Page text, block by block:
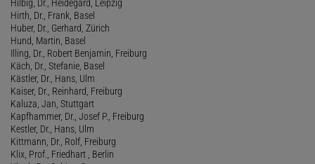
Hilbig, Dr., Heidegard, Leipzig
Hirth, Dr., Frank, Basel
Huber, Dr., Gerhard, Zürich
Hund, Martin, Basel
Illing, Dr., Robert Benjamin, Freiburg
Käch, Dr., Stefanie, Basel
Kästler, Dr., Hans, Ulm
Kaiser, Dr., Reinhard, Freiburg
Kaluza, Jan, Stuttgart
Kapfhammer, Dr., Josef P., Freiburg
Kestler, Dr., Hans, Ulm
Kittmann, Dr., Rolf, Freiburg
Klix, Prof., Friedhart , Berlin